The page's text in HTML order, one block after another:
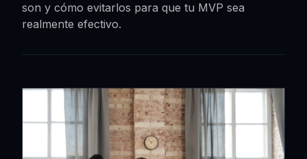
son y cómo evitarlos para que tu MVP sea
realmente efectivo.